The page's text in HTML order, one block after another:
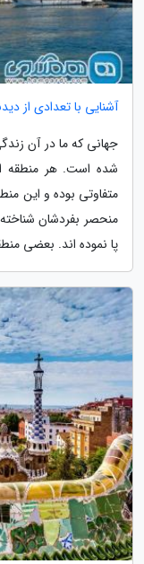
آشنایی با تعدادی از
جهانی که ما در آن
شده است. هر منطقه
متفاوتی بوده و این
منحصر بفردشان
پا نموده اند. بعضی